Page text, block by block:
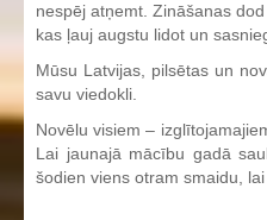
nespēj atņemt. Zināšanas
kas ļauj augstu lidot un
Mūsu Latvijas, pilsētas un
savu viedokli.
Novēlu visiem –
Lai jaunajā mācību gadā
šodien viens otram smaidu,